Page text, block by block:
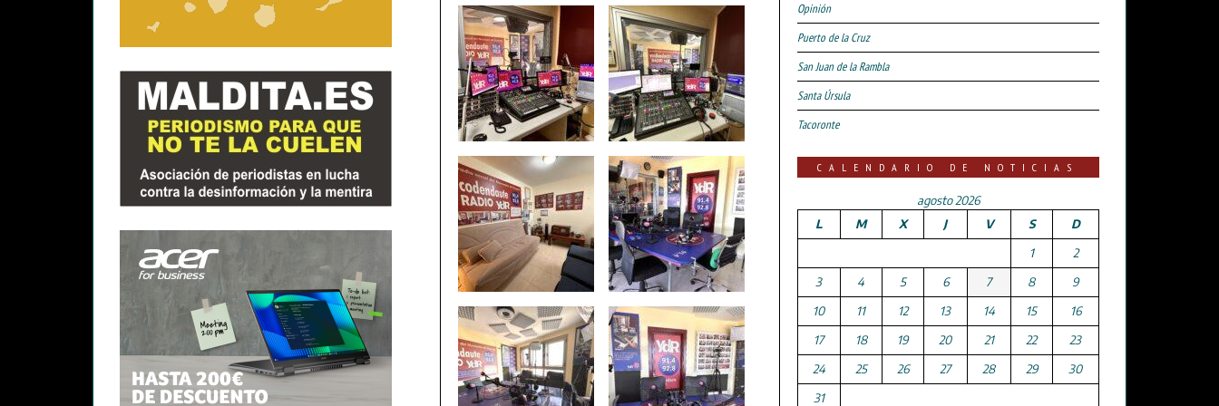
Opinión
Puerto de la Cruz
San Juan de la Rambla
Santa Úrsula
Tacoronte
CALENDARIO DE NOTICIAS
agosto 2026
L
M X J V S
D
1
2
3
4 5 6 7 8
9
10
11 12 13 14 15
16
17
18 19 20 21 22
23
24
25 26 27 28 29
30
31